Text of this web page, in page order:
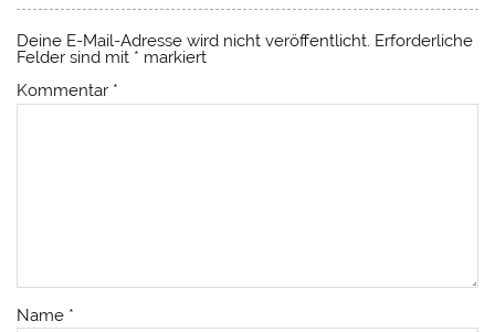
Deine E-Mail-Adresse wird nicht veröffentlicht. Erforderliche
Felder sind mit * markiert
Kommentar *
Name *